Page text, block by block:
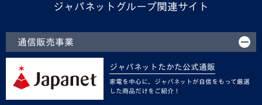
ジャパネットグループ関連サイト
通信販売事業
ジャパネットたかた公式通販
家電を中心に、ジャパネットが自信をもって厳選
した商品だけをご紹介！